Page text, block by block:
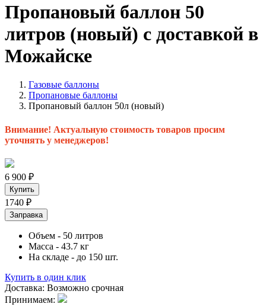
Пропановый баллон 50
литров (новый) с доставкой в
Можайске
Газовые баллоны
Пропановые баллоны
Пропановый баллон 50л (новый)
Внимание! Актуальную стоимость товаров просим
уточнять у менеджеров!
6 900 ₽
Купить
1740 ₽
Заправка
Объем - 50 литров
Масса - 43.7 кг
На складе - до 150 шт.
Купить в один клик
Доставка: Возможно срочная
Принимаем: